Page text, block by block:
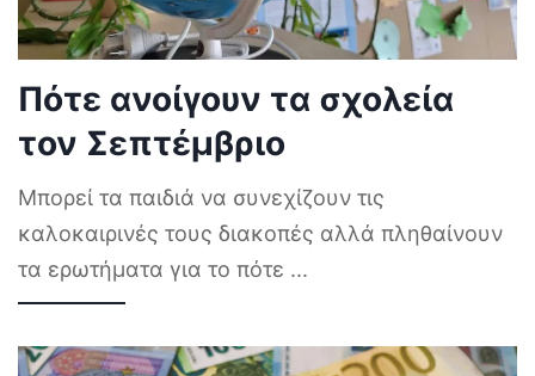
Πότε ανοίγουν τα σχολεία
τον Σεπτέμβριο
Μπορεί τα παιδιά να συνεχίζουν τις
καλοκαιρινές τους διακοπές αλλά πληθαίνουν
τα ερωτήματα για το πότε ...